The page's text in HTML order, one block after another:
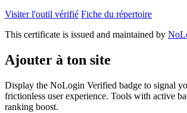
Visiter l'outil vérifié Fiche du répertoire
This certificate is issued and maintained by
Ajouter à ton site
Display the NoLogin Verified badge to signal
frictionless user experience. Tools with active
ranking boost.